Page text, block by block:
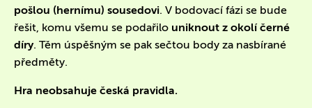
pošlou (hernímu) sousedovi. V bodovací fázi se bude
řešit, komu všemu se podařilo uniknout z okolí černé
díry. Těm úspěšným se pak sečtou body za nasbírané
předměty.
Hra neobsahuje česká pravidla.